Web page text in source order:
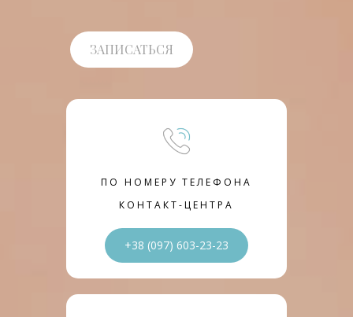
ЗАПИСАТЬСЯ
ПО НОМЕРУ ТЕЛЕФОНА
КОНТАКТ-ЦЕНТРА
+38 (097) 603-23-23